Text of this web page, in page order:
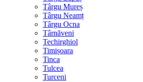
Târgu Mureș
Târgu Neamț
Târgu Ocna
Târnăveni
Techirghiol
Timișoara
Tinca
Tulcea
Turceni